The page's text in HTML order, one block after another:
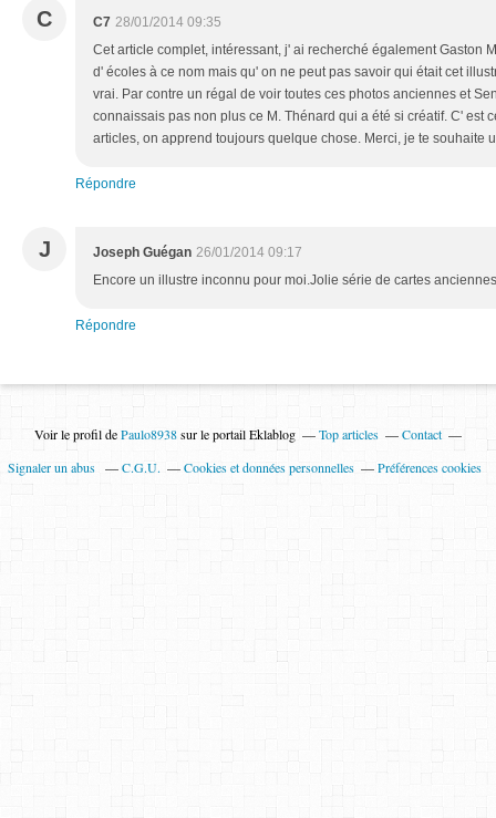
C C7 28/01/2014 09:35
Cet article complet, intéressant, j' ai recherché également Gaston
d' écoles à ce nom mais qu' on ne peut pas savoir qui était cet
vrai. Par contre un régal de voir toutes ces photos anciennes et
connaissais pas non plus ce M. Thénard qui a été si créatif. C' est
articles, on apprend toujours quelque chose. Merci, je te souhaite
Répondre
J Joseph Guégan 26/01/2014 09:17
Encore un illustre inconnu pour moi.Jolie série de cartes anciennes
Répondre
Voir le profil dePaulo8938sur le portail Eklablog Top articles
Contact
Signaler un abus
C.G.U. Cookies et données personnelles Préférences cookies